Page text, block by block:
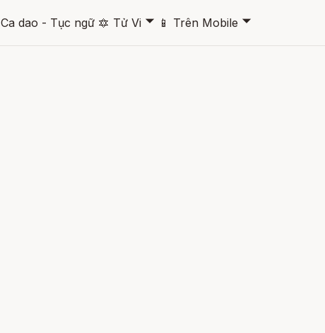
Ca dao - Tục ngữ 🔯 Tử Vi 🞃 📱 Trên Mobile 🞃